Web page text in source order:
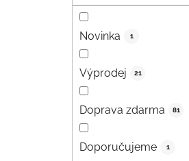
Novinka 1
Výprodej 21
Doprava zdarma 81
Doporučujeme 1